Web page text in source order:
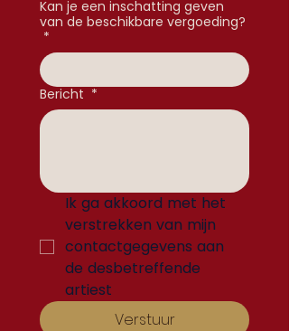
Kan je een inschatting geven
van de beschikbare vergoeding?
*
Bericht *
Ik ga akkoord met het
verstrekken van mijn
contactgegevens aan
de desbetreffende
artiest
Verstuur